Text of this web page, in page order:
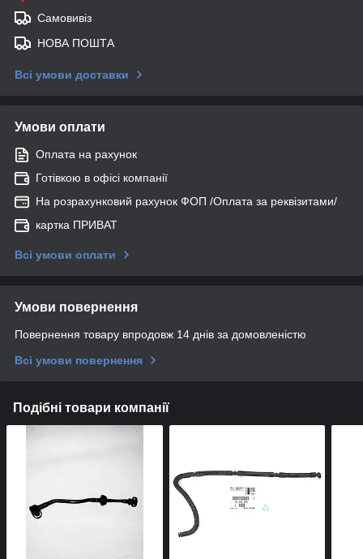
Самовивіз
НОВА ПОШТА
Всі умови доставки
Умови оплати
Оплата на рахунок
Готівкою в офісі компанії
На розрахунковий рахунок ФОП /Оплата за реквізитами/
картка ПРИВАТ
Всі умови оплати
Умови повернення
Повернення товару впродовж 14 днів за домовленістю
Всі умови повернення
Подібні товари компанії